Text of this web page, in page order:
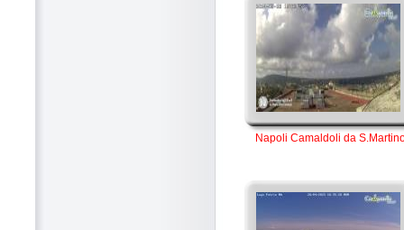
Napoli Camaldoli da